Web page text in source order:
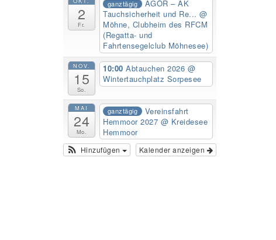
2
Fr.
ganztägig
AGÖR – AK
Tauchsicherheit und Re...@
Möhne, Clubheim des RFCM
(Regatta- und
Fahrtensegelclub Möhnesee)
NOV.
15
So.
10:00Abtauchen 2026 @
Wintertauchplatz Sorpesee
MAI
24
Mo.
ganztägig
Vereinsfahrt
Hemmoor 2027 @ Kreidesee
Hemmoor
Kalender anzeigen
Hinzufügen